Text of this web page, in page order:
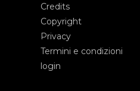
Credits
Copyright
Privacy
Termini e condizioni
login